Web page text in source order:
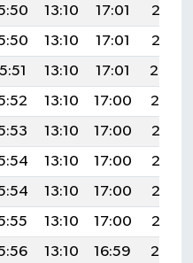
13:10 17:01
20:21
13:10 17:01
20:21
13:10 17:01
20:20
13:10 17:00
20:19
13:10 17:00
20:18
13:10 17:00
20:17
13:10 17:00
20:16
13:10 17:00
20:15
13:10 16:59
20:14